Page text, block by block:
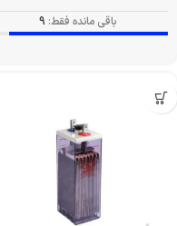
باقی مانده فقط: 9